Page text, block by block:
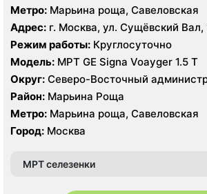
Метро: Марьина роща, Савеловская
Адрес: г. Москва, ул. Сущёвский Вал,
Режим работы: Круглосуточно
Модель: МРТ GE Signa Voayger 1.5 Т
Округ: Северо-Восточный
Район: Марьина Роща
Метро: Марьина роща, Савеловская
Город: Москва
МРТ селезенки